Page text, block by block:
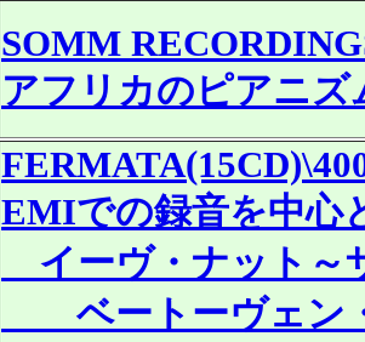
SOMM
アフリカのピアニズ
EMIでの録音を中心
イーヴ・ナット～
ベートーヴェン・